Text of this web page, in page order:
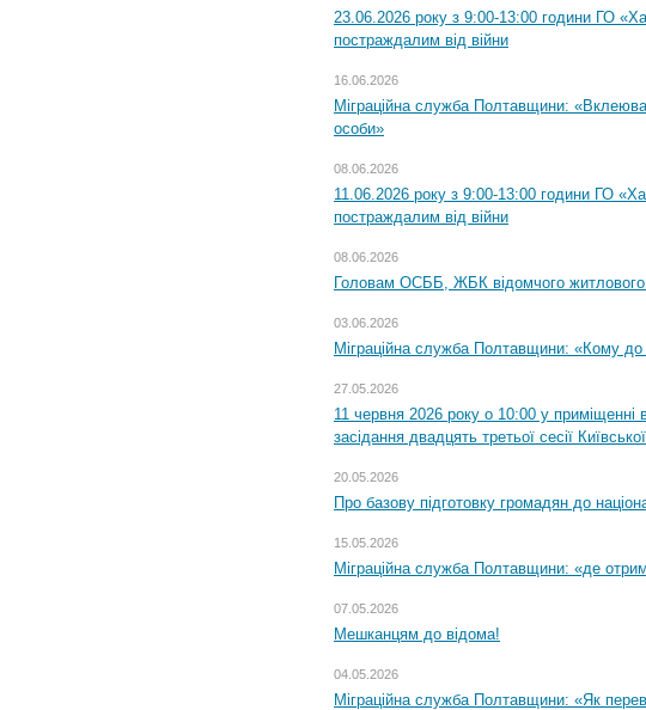
23.06.2026 року з 9:00-13:00 години ГО
постраждалим від війни
16.06.2026
Міграційна служба Полтавщини:
особи»
08.06.2026
11.06.2026 року з 9:00-13:00 години ГО
постраждалим від війни
08.06.2026
Головам ОСББ, ЖБК відомчого
03.06.2026
Міграційна служба Полтавщини: «Кому до
27.05.2026
11 червня 2026 року о 10:00 у приміщенні
засідання двадцять третьої сесії
20.05.2026
Про базову підготовку громадян до
15.05.2026
Міграційна служба Полтавщини: «де
07.05.2026
Мешканцям до відома!
04.05.2026
Міграційна служба Полтавщини: «Як